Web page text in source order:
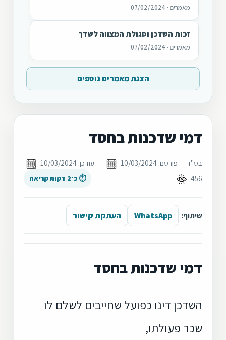
מאמרים · 07/02/2024
זכות השדכן וסגולת המצווה לשדך
מאמרים · 07/02/2024
הצגת מאמרים נוספים
דמי שדכנות בחסד
בס"ד פורסם: 10/03/2024
עודכן: 10/03/2024
456
⏱ כ־2 דקות קריאה
שיתוף: WhatsApp העתקת קישור
דמי שדכנות בחסד
השדכן דינו כפועל שחייבים לשלם לו
שכר פעולתו,